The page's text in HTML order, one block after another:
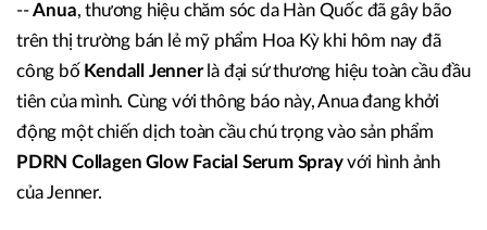
--Anua, thương hiệu chăm sóc da Hàn Quốc đã gây bão
trên thị trường bán lẻ mỹ phẩm Hoa Kỳ khi hôm nay đã
công bố Kendall Jennerlà đại sứ thương hiệu toàn cầu đầu
tiên của mình. Cùng với thông báo này, Anua đang khởi
động một chiến dịch toàn cầu chú trọng vào sản phẩm
PDRN Collagen Glow Facial Serum Sprayvới hình ảnh
của Jenner.